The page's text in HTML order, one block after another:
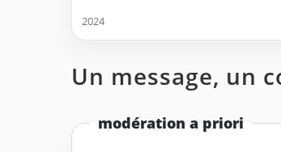
2024
Un message, un
modération a priori